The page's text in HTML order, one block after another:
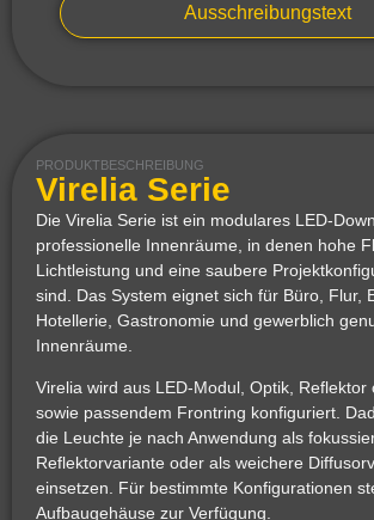
Ausschreibungstext
PRODUKTBESCHREIBUNG
Virelia Serie
Die Virelia Serie ist ein modulares LED-
professionelle Innenräume, in denen hohe
Lichtleistung und eine saubere
sind. Das System eignet sich für Büro, Flur,
Hotellerie, Gastronomie und gewerblich
Innenräume.
Virelia wird aus LED-Modul, Optik, Reflektor
sowie passendem Frontring konfiguriert.
die Leuchte je nach Anwendung als
Reflektorvariante oder als weichere
einsetzen. Für bestimmte Konfigurationen
Aufbaugehäuse zur Verfügung.